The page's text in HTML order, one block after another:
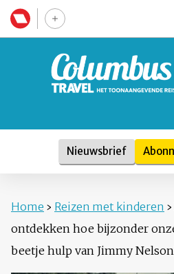
Nieuwsbrief
Home › Reizen met kinderen ›
ontdekken hoe bijzonder
beetje hulp van Jimmy